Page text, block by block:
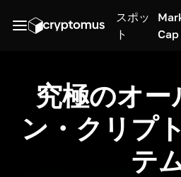
スポッ
ト
Cap
究極のオー
ン・クリプ
テ